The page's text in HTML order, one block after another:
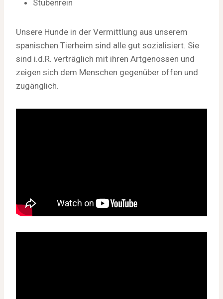
Stubenrein
Unsere Hunde in der Vermittlung aus unserem
spanischen Tierheim sind alle gut sozialisiert. Sie
sind i.d.R. verträglich mit ihren Artgenossen und
zeigen sich dem Menschen gegenüber offen und
zugänglich.